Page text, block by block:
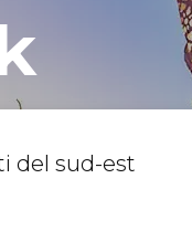
del sud-est